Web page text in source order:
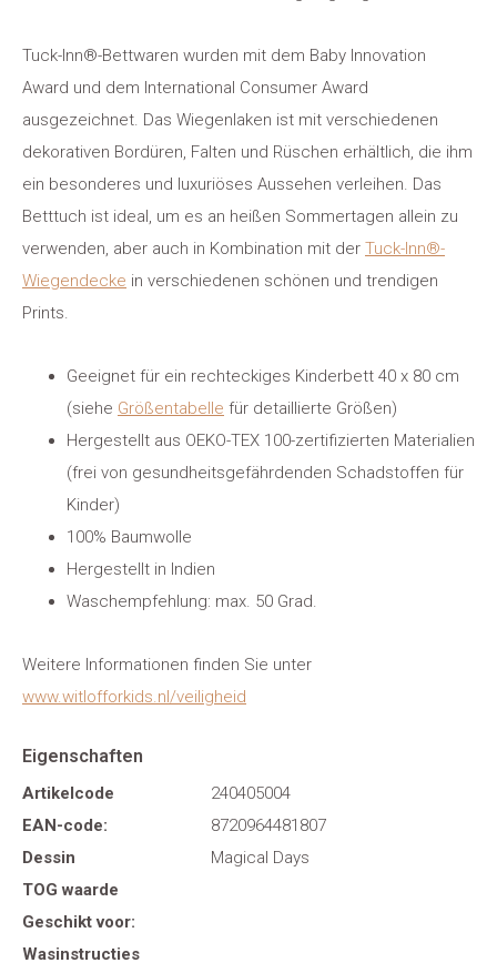
Tuck-Inn®-Bettwaren wurden mit dem Baby Innovation
Award und dem International Consumer Award
ausgezeichnet. Das Wiegenlaken ist mit verschiedenen
dekorativen Bordüren, Falten und Rüschen erhältlich, die ihm
ein besonderes und luxuriöses Aussehen verleihen. Das
Betttuch ist ideal, um es an heißen Sommertagen allein zu
verwenden, aber auch in Kombination mit der Tuck-Inn®-
Wiegendecke in verschiedenen schönen und trendigen
Prints.
Geeignet für ein rechteckiges Kinderbett 40 x 80 cm
(siehe Größentabelle für detaillierte Größen)
Hergestellt aus OEKO-TEX 100-zertifizierten Materialien
(frei von gesundheitsgefährdenden Schadstoffen für
Kinder)
100% Baumwolle
Hergestellt in Indien
Waschempfehlung: max. 50 Grad.
Weitere Informationen finden Sie unter
www.witlofforkids.nl/veiligheid
Eigenschaften
Artikelcode
240405004
EAN-code:
8720964481807
Dessin
Magical Days
TOG waarde
Geschikt voor:
Wasinstructies